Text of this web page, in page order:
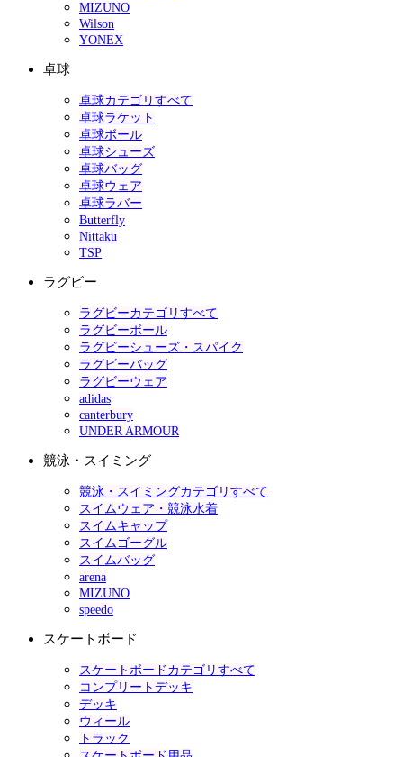
MIZUNO
Wilson
YONEX
卓球
卓球カテゴリすべて
卓球ラケット
卓球ボール
卓球シューズ
卓球バッグ
卓球ウェア
卓球ラバー
Butterfly
Nittaku
TSP
ラグビー
ラグビーカテゴリすべて
ラグビーボール
ラグビーシューズ・スパイク
ラグビーバッグ
ラグビーウェア
adidas
canterbury
UNDER ARMOUR
競泳・スイミング
競泳・スイミングカテゴリすべて
スイムウェア・競泳水着
スイムキャップ
スイムゴーグル
スイムバッグ
arena
MIZUNO
speedo
スケートボード
スケートボードカテゴリすべて
コンプリートデッキ
デッキ
ウィール
トラック